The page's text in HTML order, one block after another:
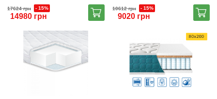
17624 грн - 15%
14980 грн
10612 грн - 15%
9020 грн